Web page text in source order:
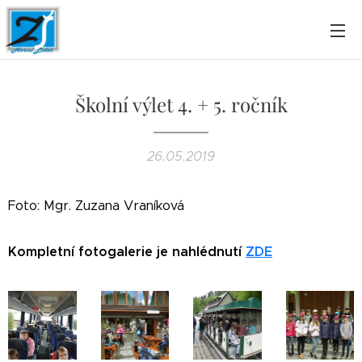
Školní výlet 4. + 5. ročník
26.05.2019
Foto: Mgr. Zuzana Vraníková
Kompletní fotogalerie je nahlédnutí ZDE